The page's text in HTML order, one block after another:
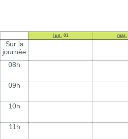
lun. 01 mar.
Sur la
journée
08h
09h
10h
11h